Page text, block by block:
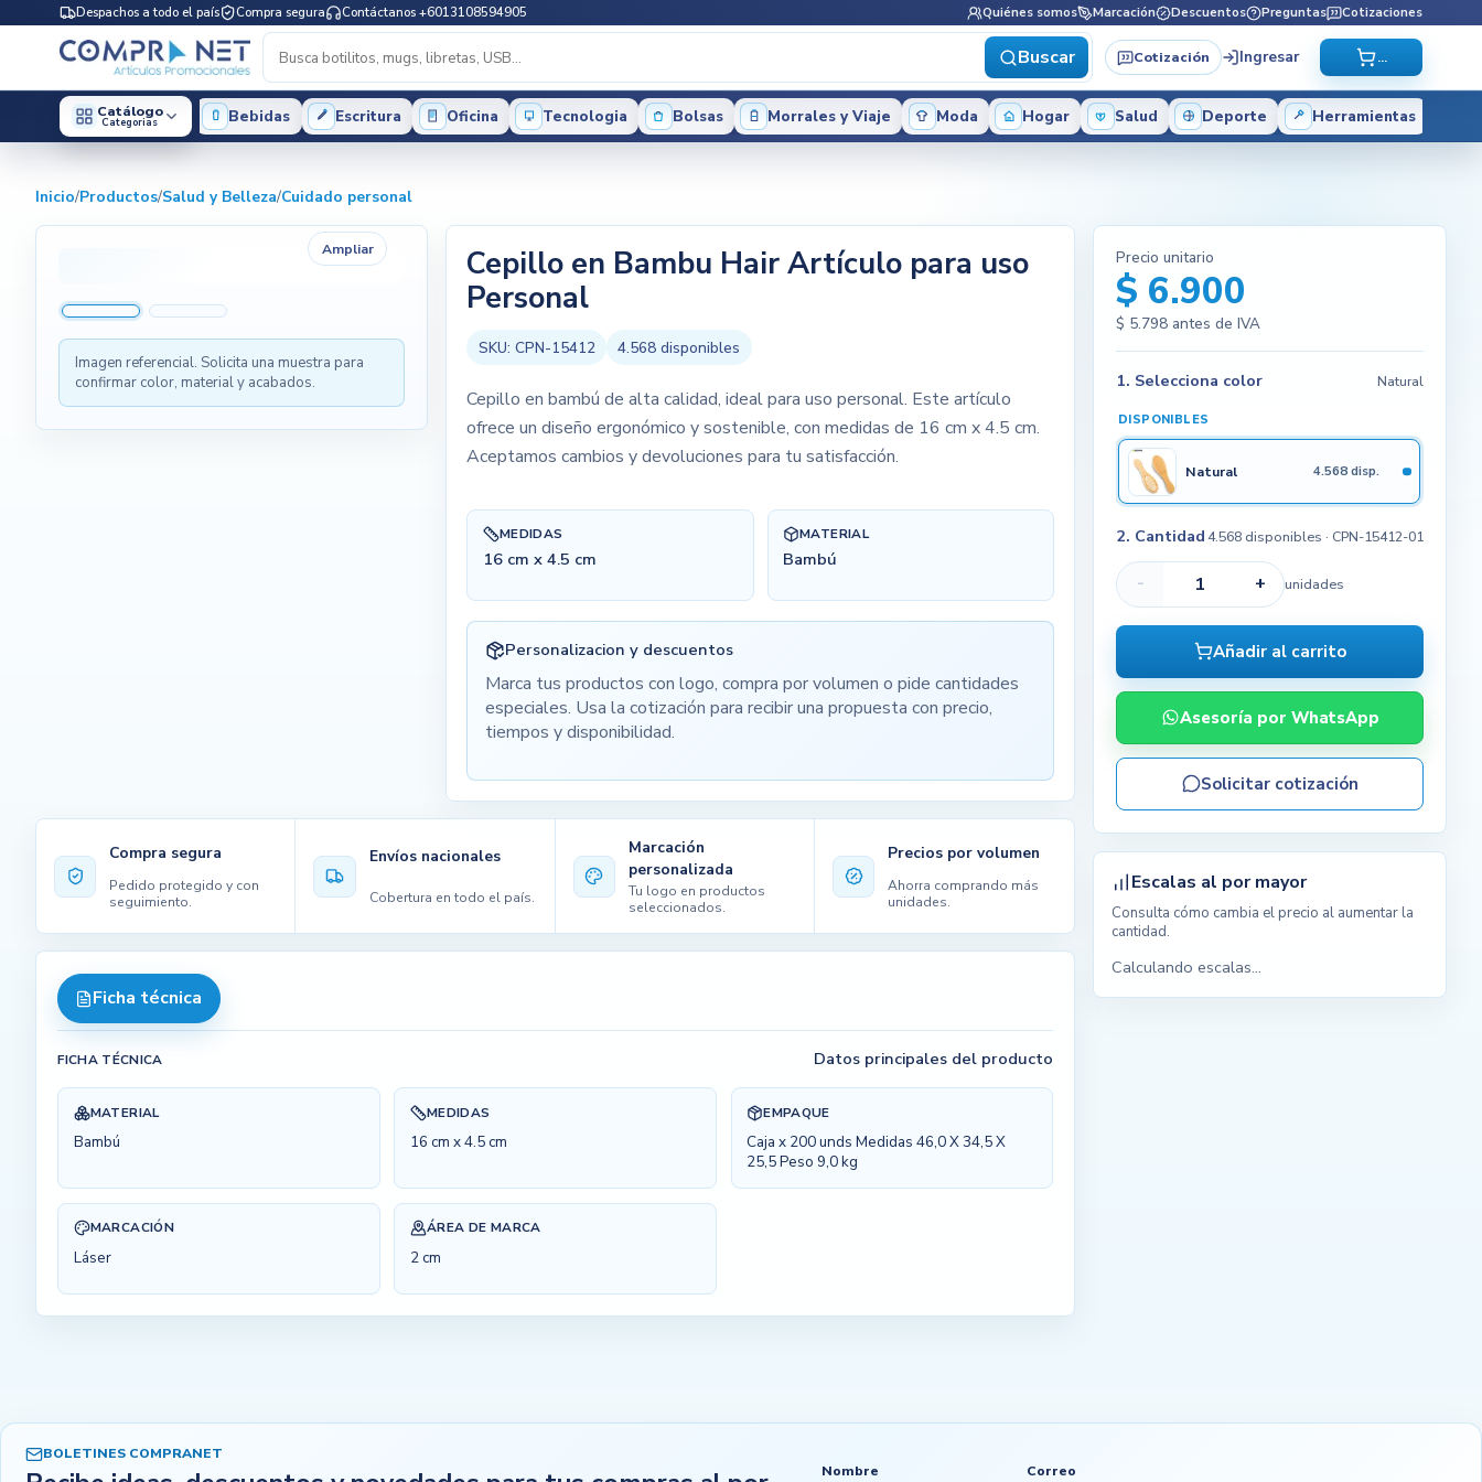
Despachos a todo el país Compra segura Contáctanos +6013108594905 Quiénes somos Marcación Descuentos Preguntas Cotizaciones
Buscar Cotización Ingresar ...
Catálogo
Categorias Bebidas Escritura Oficina Tecnologia Bolsas Morrales y Viaje Moda Hogar Salud Deporte Herramientas
Inicio/Productos/Salud y Belleza/Cuidado personal
Ampliar
Imagen referencial. Solicita una muestra para
confirmar color, material y acabados.
Cepillo en Bambu Hair Artículo para uso
Personal
SKU: CPN-15412 4.568 disponibles
Cepillo en bambú de alta calidad, ideal para uso personal. Este artículo
ofrece un diseño ergonómico y sostenible, con medidas de 16 cm x 4.5 cm.
Aceptamos cambios y devoluciones para tu satisfacción.
MEDIDAS
16 cm x 4.5 cm
MATERIAL
Bambú
Personalizacion y descuentos
Marca tus productos con logo, compra por volumen o pide cantidades
especiales. Usa la cotización para recibir una propuesta con precio,
tiempos y disponibilidad.
Compra segura
Pedido protegido y con
seguimiento.
Envíos nacionales
Cobertura en todo el país.
Marcación
personalizada
Tu logo en productos
seleccionados.
Precios por volumen
Ahorra comprando más
unidades.
Ficha técnica
FICHA TÉCNICA Datos principales del producto
MATERIAL
Bambú
MEDIDAS
16 cm x 4.5 cm
EMPAQUE
Caja x 200 unds Medidas 46,0 X 34,5 X
25,5 Peso 9,0 kg
MARCACIÓN
Láser
ÁREA DE MARCA
2 cm
Precio unitario
$ 6.900
$ 5.798 antes de IVA
1. Selecciona color Natural
DISPONIBLES
Natural 4.568 disp.
2. Cantidad4.568 disponibles · CPN-15412-01
- + unidades
Añadir al carrito
Asesoría por WhatsApp
Solicitar cotización
Escalas al por mayor
Consulta cómo cambia el precio al aumentar la
cantidad.
Calculando escalas...
BOLETINES COMPRANET
Nombre Correo